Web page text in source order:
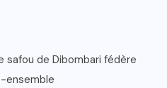
safou de Dibombari fédère
ensemble